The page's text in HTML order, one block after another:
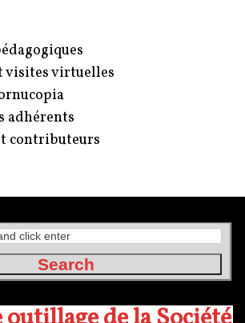
visites virtuelles
adhérents
contributeurs